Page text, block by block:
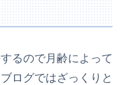
るので月齢によって
ログではざっくりと